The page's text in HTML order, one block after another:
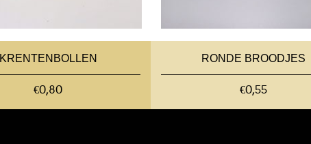
KRENTENBOLLEN
€0,80
RONDE BROODJES
€0,55